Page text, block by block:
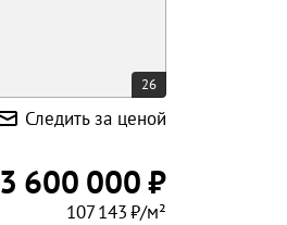
26
Следить за ценой
3 600 000 ₽
107 143 ₽/м²